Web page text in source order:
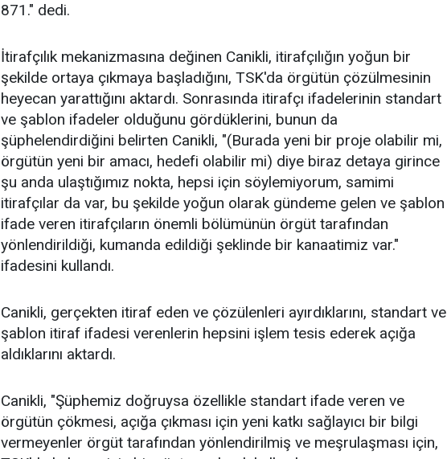
871." dedi.
İtirafçılık mekanizmasına değinen Canikli, itirafçılığın yoğun bir
şekilde ortaya çıkmaya başladığını, TSK'da örgütün çözülmesinin
heyecan yarattığını aktardı. Sonrasında itirafçı ifadelerinin standart
ve şablon ifadeler olduğunu gördüklerini, bunun da
şüphelendirdiğini belirten Canikli, "(Burada yeni bir proje olabilir mi,
örgütün yeni bir amacı, hedefi olabilir mi) diye biraz detaya girince
şu anda ulaştığımız nokta, hepsi için söylemiyorum, samimi
itirafçılar da var, bu şekilde yoğun olarak gündeme gelen ve şablon
ifade veren itirafçıların önemli bölümünün örgüt tarafından
yönlendirildiği, kumanda edildiği şeklinde bir kanaatimiz var."
ifadesini kullandı.
Canikli, gerçekten itiraf eden ve çözülenleri ayırdıklarını, standart ve
şablon itiraf ifadesi verenlerin hepsini işlem tesis ederek açığa
aldıklarını aktardı.
Canikli, "Şüphemiz doğruysa özellikle standart ifade veren ve
örgütün çökmesi, açığa çıkması için yeni katkı sağlayıcı bir bilgi
vermeyenler örgüt tarafından yönlendirilmiş ve meşrulaşması için,